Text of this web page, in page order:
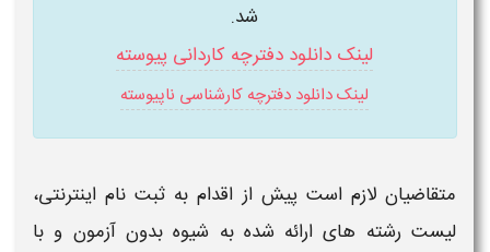
شد.
لینک دانلود دفترچه کاردانی پیوسته
لینک دانلود دفترچه کارشناسی ناپیوسته
متقاضیان لازم است پیش از اقدام به ثبت نام اینترنتی،
لیست رشته‌ هایارائه شده به شیوه بدون آزمون و با